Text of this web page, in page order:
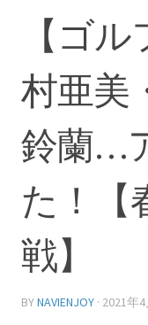
【ゴ
村亜美
鈴蘭…
た！【
戦】
BYNAVIENJOY · 2021年